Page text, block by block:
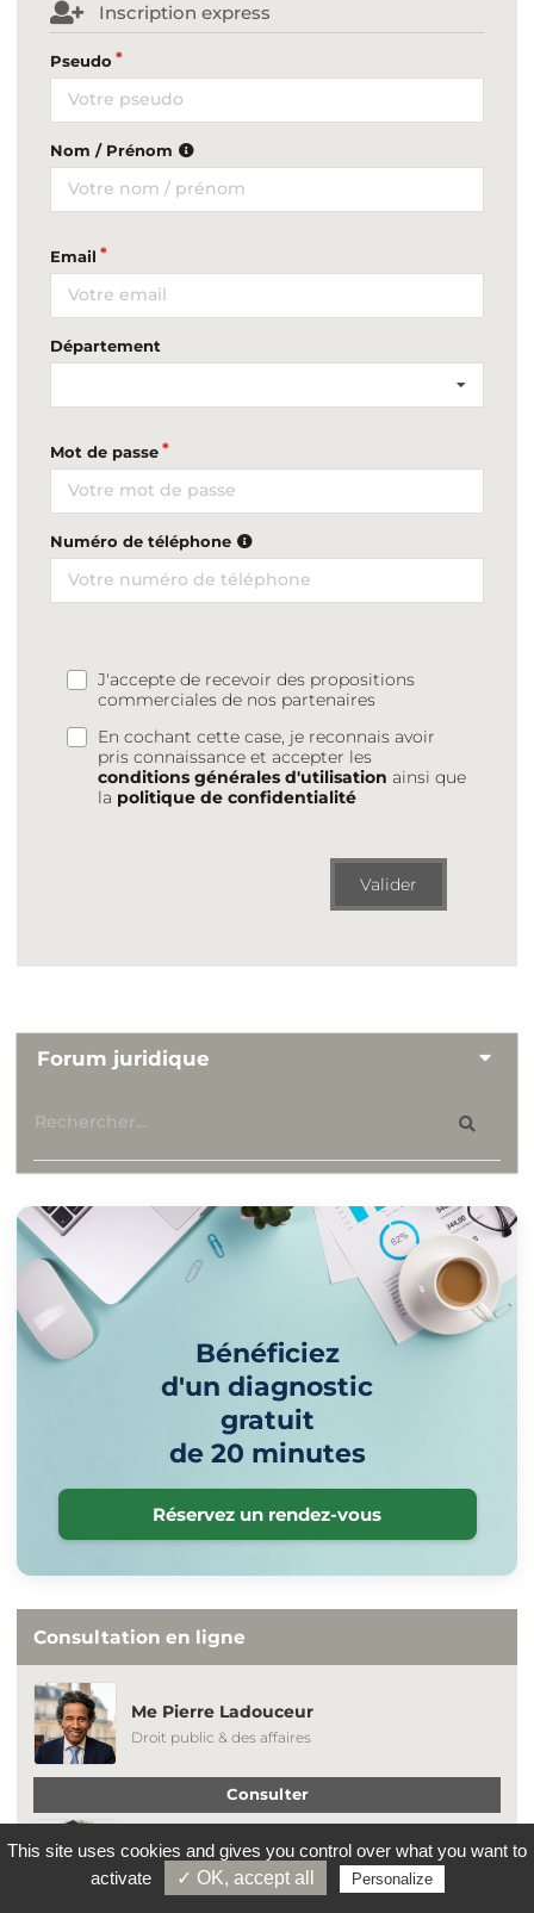
Inscription express
Pseudo
Nom / Prénom
Email
Département
Mot de passe
Numéro de téléphone
J'accepte de recevoir des propositions
commerciales de nos partenaires
En cochant cette case, je reconnais avoir
pris connaissance et accepter les
conditions générales d'utilisation ainsi que
la politique de confidentialité
Valider
Forum juridique
Bénéficiez
d'un diagnostic
gratuit
de 20 minutes
Réservez un rendez-vous
Consultation en ligne
Me Pierre Ladouceur
Droit public & des affaires
Consulter
Me Clara Fenniri
Propriété intellectuelle & Numérique
This site uses cookies and gives you control over what you want to
activate
✓ OK, accept all Personalize